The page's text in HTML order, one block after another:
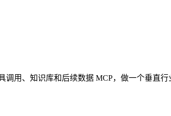
用、知识库和后续数据 MCP，做一个垂直行